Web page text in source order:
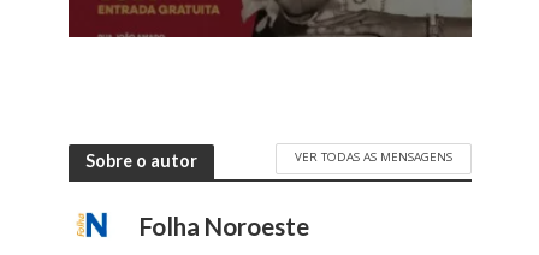
Sobre o autor VER TODAS AS MENSAGENS
Folha Noroeste